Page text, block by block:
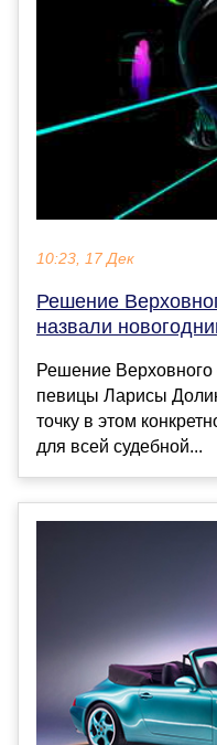
10:23, 17 Дек
Решение
назвали
Решение Верховного
певицы Ларисы
точку в этом
для всей судебной...